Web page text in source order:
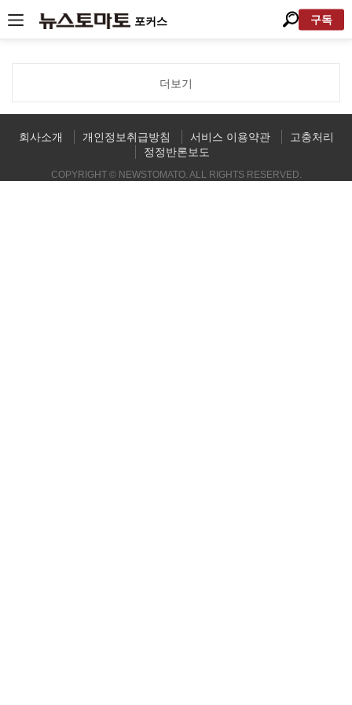
포커스 구독
더보기
회사소개 개인정보취급방침 서비스 이용약관
고충처리
정정반론보도
COPYRIGHT © NEWSTOMATO. ALL RIGHTS RESERVED.